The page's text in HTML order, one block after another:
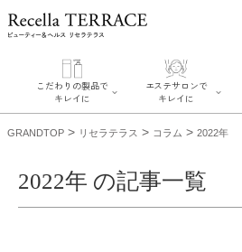
こだわりの製品で
キレイに
エステサロンで
キレイに
GRANDTOP > リセラテラス > コラム > 2022年
2022年 の記事一覧